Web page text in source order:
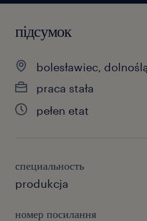
підсумок
bolesławiec,
praca stała
pełen etat
специальность
produkcja
номер посилання